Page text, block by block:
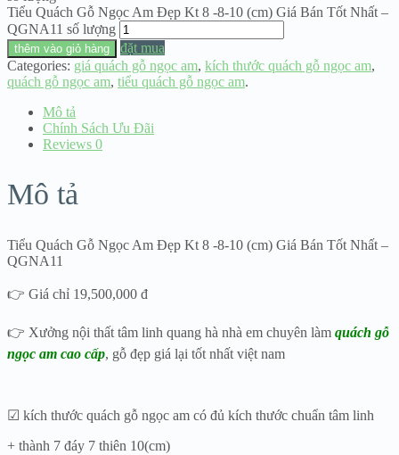
Tiểu Quách Gỗ Ngọc Am Đẹp Kt 8 -8-10 (cm) Giá Bán Tốt Nhất –
QGNA11 số lượng
thêm vào giỏ hàng
đặt mua
Categories: giá quách gỗ ngọc am, kích thước quách gỗ ngọc am,
quách gỗ ngọc am, tiểu quách gỗ ngọc am.
Mô tả
Chính Sách Ưu Đãi
Reviews 0
Mô tả
Tiểu Quách Gỗ Ngọc Am Đẹp Kt 8 -8-10 (cm) Giá Bán Tốt Nhất –
QGNA11
👉 Giá chỉ 19,500,000 đ
👉 Xưởng nội thất tâm linh quang hà nhà em chuyên làm quách gỗ
ngọc am cao cấp, gỗ đẹp giá lại tốt nhất việt nam
☑ kích thước quách gỗ ngọc am có đủ kích thước chuẩn tâm linh
+ thành 7 đáy 7 thiên 10(cm)